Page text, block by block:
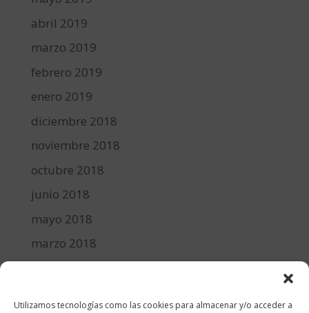
Utilizamos tecnologías como las cookies para almacenar y/o acceder a
abril 2019
marzo 2019
febrero 2019
enero 2019
diciembre 2018
noviembre 2018
octubre 2018
junio 2018
mayo 2018
marzo 2018